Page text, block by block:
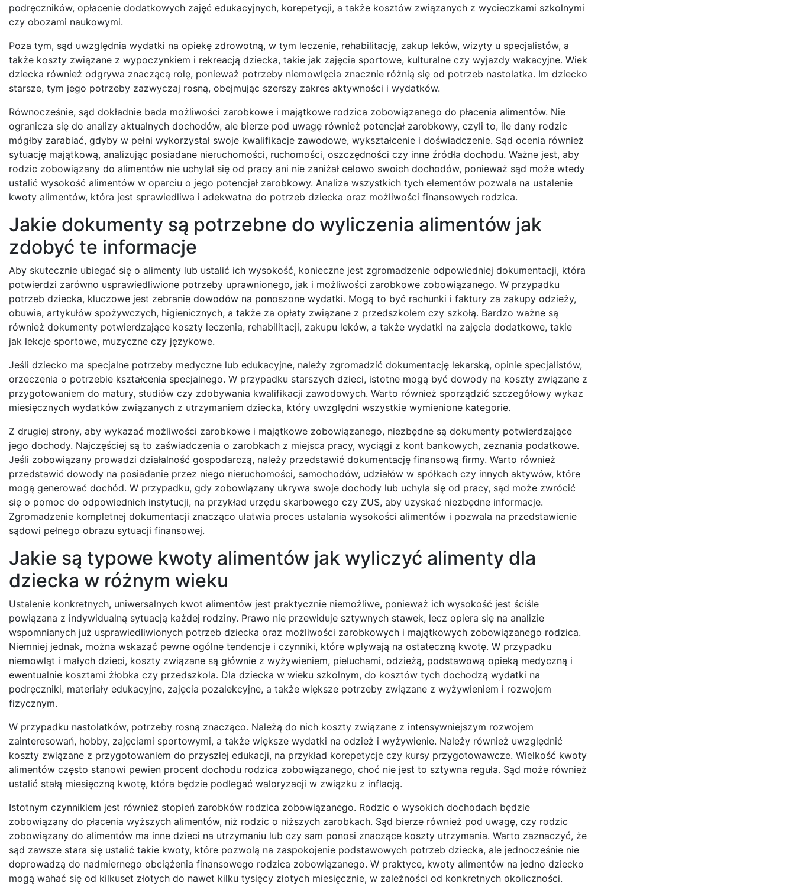
podręczników, opłacenie dodatkowych zajęć edukacyjnych, korepetycji, a także kosztów związanych z wycieczkami szkolnymi
czy obozami naukowymi.
Poza tym, sąd uwzględnia wydatki na opiekę zdrowotną, w tym leczenie, rehabilitację, zakup leków, wizyty u specjalistów, a
także koszty związane z wypoczynkiem i rekreacją dziecka, takie jak zajęcia sportowe, kulturalne czy wyjazdy wakacyjne. Wiek
dziecka również odgrywa znaczącą rolę, ponieważ potrzeby niemowlęcia znacznie różnią się od potrzeb nastolatka. Im dziecko
starsze, tym jego potrzeby zazwyczaj rosną, obejmując szerszy zakres aktywności i wydatków.
Równocześnie, sąd dokładnie bada możliwości zarobkowe i majątkowe rodzica zobowiązanego do płacenia alimentów. Nie
ogranicza się do analizy aktualnych dochodów, ale bierze pod uwagę również potencjał zarobkowy, czyli to, ile dany rodzic
mógłby zarabiać, gdyby w pełni wykorzystał swoje kwalifikacje zawodowe, wykształcenie i doświadczenie. Sąd ocenia również
sytuację majątkową, analizując posiadane nieruchomości, ruchomości, oszczędności czy inne źródła dochodu. Ważne jest, aby
rodzic zobowiązany do alimentów nie uchylał się od pracy ani nie zaniżał celowo swoich dochodów, ponieważ sąd może wtedy
ustalić wysokość alimentów w oparciu o jego potencjał zarobkowy. Analiza wszystkich tych elementów pozwala na ustalenie
kwoty alimentów, która jest sprawiedliwa i adekwatna do potrzeb dziecka oraz możliwości finansowych rodzica.
Jakie dokumenty są potrzebne do wyliczenia alimentów jak
zdobyć te informacje
Aby skutecznie ubiegać się o alimenty lub ustalić ich wysokość, konieczne jest zgromadzenie odpowiedniej dokumentacji, która
potwierdzi zarówno usprawiedliwione potrzeby uprawnionego, jak i możliwości zarobkowe zobowiązanego. W przypadku
potrzeb dziecka, kluczowe jest zebranie dowodów na ponoszone wydatki. Mogą to być rachunki i faktury za zakupy odzieży,
obuwia, artykułów spożywczych, higienicznych, a także za opłaty związane z przedszkolem czy szkołą. Bardzo ważne są
również dokumenty potwierdzające koszty leczenia, rehabilitacji, zakupu leków, a także wydatki na zajęcia dodatkowe, takie
jak lekcje sportowe, muzyczne czy językowe.
Jeśli dziecko ma specjalne potrzeby medyczne lub edukacyjne, należy zgromadzić dokumentację lekarską, opinie specjalistów,
orzeczenia o potrzebie kształcenia specjalnego. W przypadku starszych dzieci, istotne mogą być dowody na koszty związane z
przygotowaniem do matury, studiów czy zdobywania kwalifikacji zawodowych. Warto również sporządzić szczegółowy wykaz
miesięcznych wydatków związanych z utrzymaniem dziecka, który uwzględni wszystkie wymienione kategorie.
Z drugiej strony, aby wykazać możliwości zarobkowe i majątkowe zobowiązanego, niezbędne są dokumenty potwierdzające
jego dochody. Najczęściej są to zaświadczenia o zarobkach z miejsca pracy, wyciągi z kont bankowych, zeznania podatkowe.
Jeśli zobowiązany prowadzi działalność gospodarczą, należy przedstawić dokumentację finansową firmy. Warto również
przedstawić dowody na posiadanie przez niego nieruchomości, samochodów, udziałów w spółkach czy innych aktywów, które
mogą generować dochód. W przypadku, gdy zobowiązany ukrywa swoje dochody lub uchyla się od pracy, sąd może zwrócić
się o pomoc do odpowiednich instytucji, na przykład urzędu skarbowego czy ZUS, aby uzyskać niezbędne informacje.
Zgromadzenie kompletnej dokumentacji znacząco ułatwia proces ustalania wysokości alimentów i pozwala na przedstawienie
sądowi pełnego obrazu sytuacji finansowej.
Jakie są typowe kwoty alimentów jak wyliczyć alimenty dla
dziecka w różnym wieku
Ustalenie konkretnych, uniwersalnych kwot alimentów jest praktycznie niemożliwe, ponieważ ich wysokość jest ściśle
powiązana z indywidualną sytuacją każdej rodziny. Prawo nie przewiduje sztywnych stawek, lecz opiera się na analizie
wspomnianych już usprawiedliwionych potrzeb dziecka oraz możliwości zarobkowych i majątkowych zobowiązanego rodzica.
Niemniej jednak, można wskazać pewne ogólne tendencje i czynniki, które wpływają na ostateczną kwotę. W przypadku
niemowląt i małych dzieci, koszty związane są głównie z wyżywieniem, pieluchami, odzieżą, podstawową opieką medyczną i
ewentualnie kosztami żłobka czy przedszkola. Dla dziecka w wieku szkolnym, do kosztów tych dochodzą wydatki na
podręczniki, materiały edukacyjne, zajęcia pozalekcyjne, a także większe potrzeby związane z wyżywieniem i rozwojem
fizycznym.
W przypadku nastolatków, potrzeby rosną znacząco. Należą do nich koszty związane z intensywniejszym rozwojem
zainteresowań, hobby, zajęciami sportowymi, a także większe wydatki na odzież i wyżywienie. Należy również uwzględnić
koszty związane z przygotowaniem do przyszłej edukacji, na przykład korepetycje czy kursy przygotowawcze. Wielkość kwoty
alimentów często stanowi pewien procent dochodu rodzica zobowiązanego, choć nie jest to sztywna reguła. Sąd może również
ustalić stałą miesięczną kwotę, która będzie podlegać waloryzacji w związku z inflacją.
Istotnym czynnikiem jest również stopień zarobków rodzica zobowiązanego. Rodzic o wysokich dochodach będzie
zobowiązany do płacenia wyższych alimentów, niż rodzic o niższych zarobkach. Sąd bierze również pod uwagę, czy rodzic
zobowiązany do alimentów ma inne dzieci na utrzymaniu lub czy sam ponosi znaczące koszty utrzymania. Warto zaznaczyć, że
sąd zawsze stara się ustalić takie kwoty, które pozwolą na zaspokojenie podstawowych potrzeb dziecka, ale jednocześnie nie
doprowadzą do nadmiernego obciążenia finansowego rodzica zobowiązanego. W praktyce, kwoty alimentów na jedno dziecko
mogą wahać się od kilkuset złotych do nawet kilku tysięcy złotych miesięcznie, w zależności od konkretnych okoliczności.